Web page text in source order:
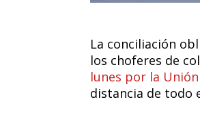
La conciliación
los choferes de
lunes por la
distancia de todo